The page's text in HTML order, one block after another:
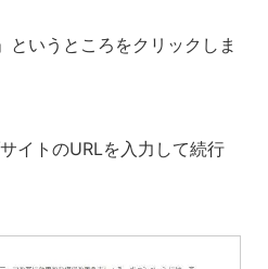
」というところをクリックしま
イトのURLを入力して続行